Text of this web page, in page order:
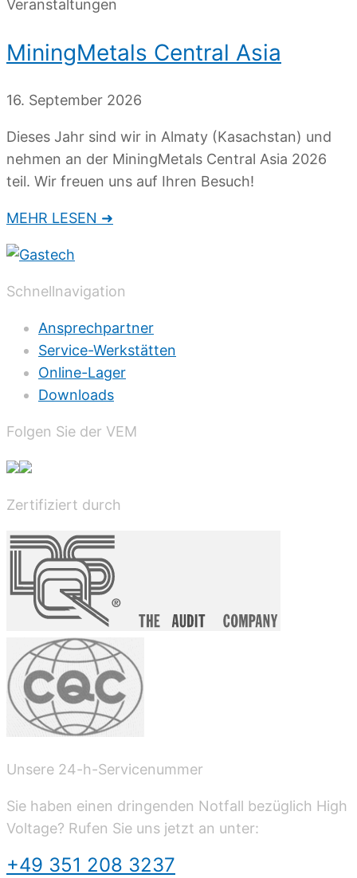
Veranstaltungen
MiningMetals Central Asia
16. September 2026
Dieses Jahr sind wir in Almaty (Kasachstan) und
nehmen an der MiningMetals Central Asia 2026
teil. Wir freuen uns auf Ihren Besuch!
MEHR LESEN ➜
Schnellnavigation
Ansprechpartner
Service-Werkstätten
Online-Lager
Downloads
Folgen Sie der VEM
Zertifiziert durch
Unsere 24-h-Servicenummer
Sie haben einen dringenden Notfall bezüglich High
Voltage? Rufen Sie uns jetzt an unter:
+49 351 208 3237